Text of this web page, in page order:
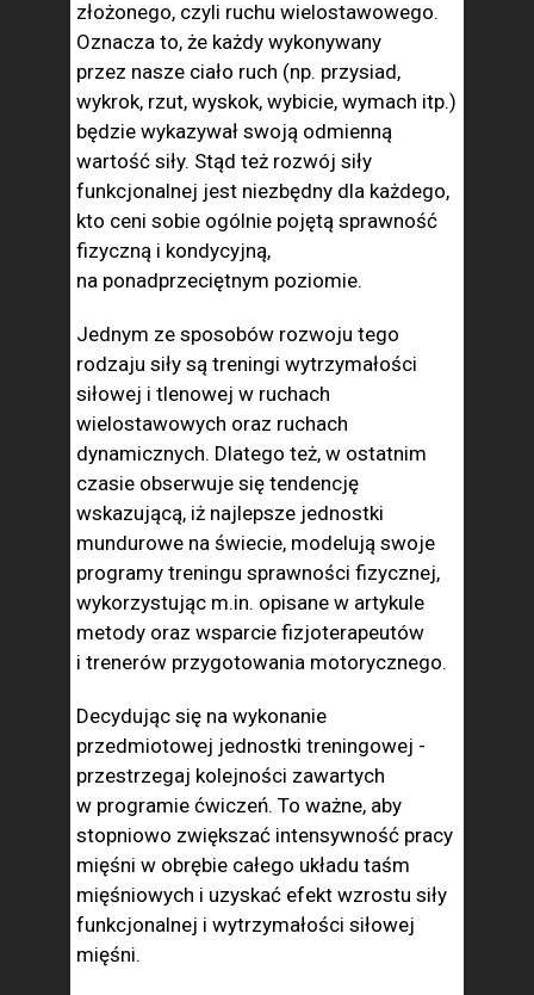
złożonego, czyli ruchu wielostawowego.
Oznacza to, że każdy wykonywany
przez nasze ciało ruch (np. przysiad,
wykrok, rzut, wyskok, wybicie, wymach itp.)
będzie wykazywał swoją odmienną
wartość siły. Stąd też rozwój siły
funkcjonalnej jest niezbędny dla każdego,
kto ceni sobie ogólnie pojętą sprawność
fizyczną i kondycyjną,
na ponadprzeciętnym poziomie.
Jednym ze sposobów rozwoju tego
rodzaju siły są treningi wytrzymałości
siłowej i tlenowej w ruchach
wielostawowych oraz ruchach
dynamicznych. Dlatego też, w ostatnim
czasie obserwuje się tendencję
wskazującą, iż najlepsze jednostki
mundurowe na świecie, modelują swoje
programy treningu sprawności fizycznej,
wykorzystując m.in. opisane w artykule
metody oraz wsparcie fizjoterapeutów
i trenerów przygotowania motorycznego.
Decydując się na wykonanie
przedmiotowej jednostki treningowej -
przestrzegaj kolejności zawartych
w programie ćwiczeń. To ważne, aby
stopniowo zwiększać intensywność pracy
mięśni w obrębie całego układu taśm
mięśniowych i uzyskać efekt wzrostu siły
funkcjonalnej i wytrzymałości siłowej
mięśni.